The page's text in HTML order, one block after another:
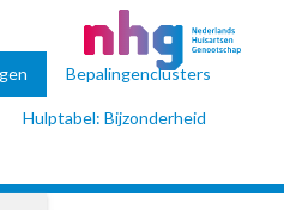
Bepalingenclusters
Hulptabel: Bijzonderheid